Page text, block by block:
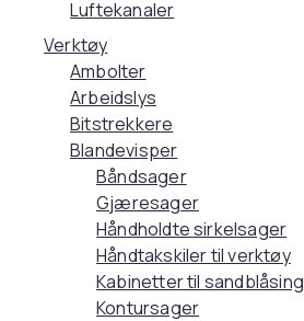
Luftekanaler
Verktøy
Ambolter
Arbeidslys
Bitstrekkere
Blandevisper
Båndsager
Gjæresager
Håndholdte sirkelsager
Håndtakskiler til verktøy
Kabinetter til sandblåsing
Kontursager